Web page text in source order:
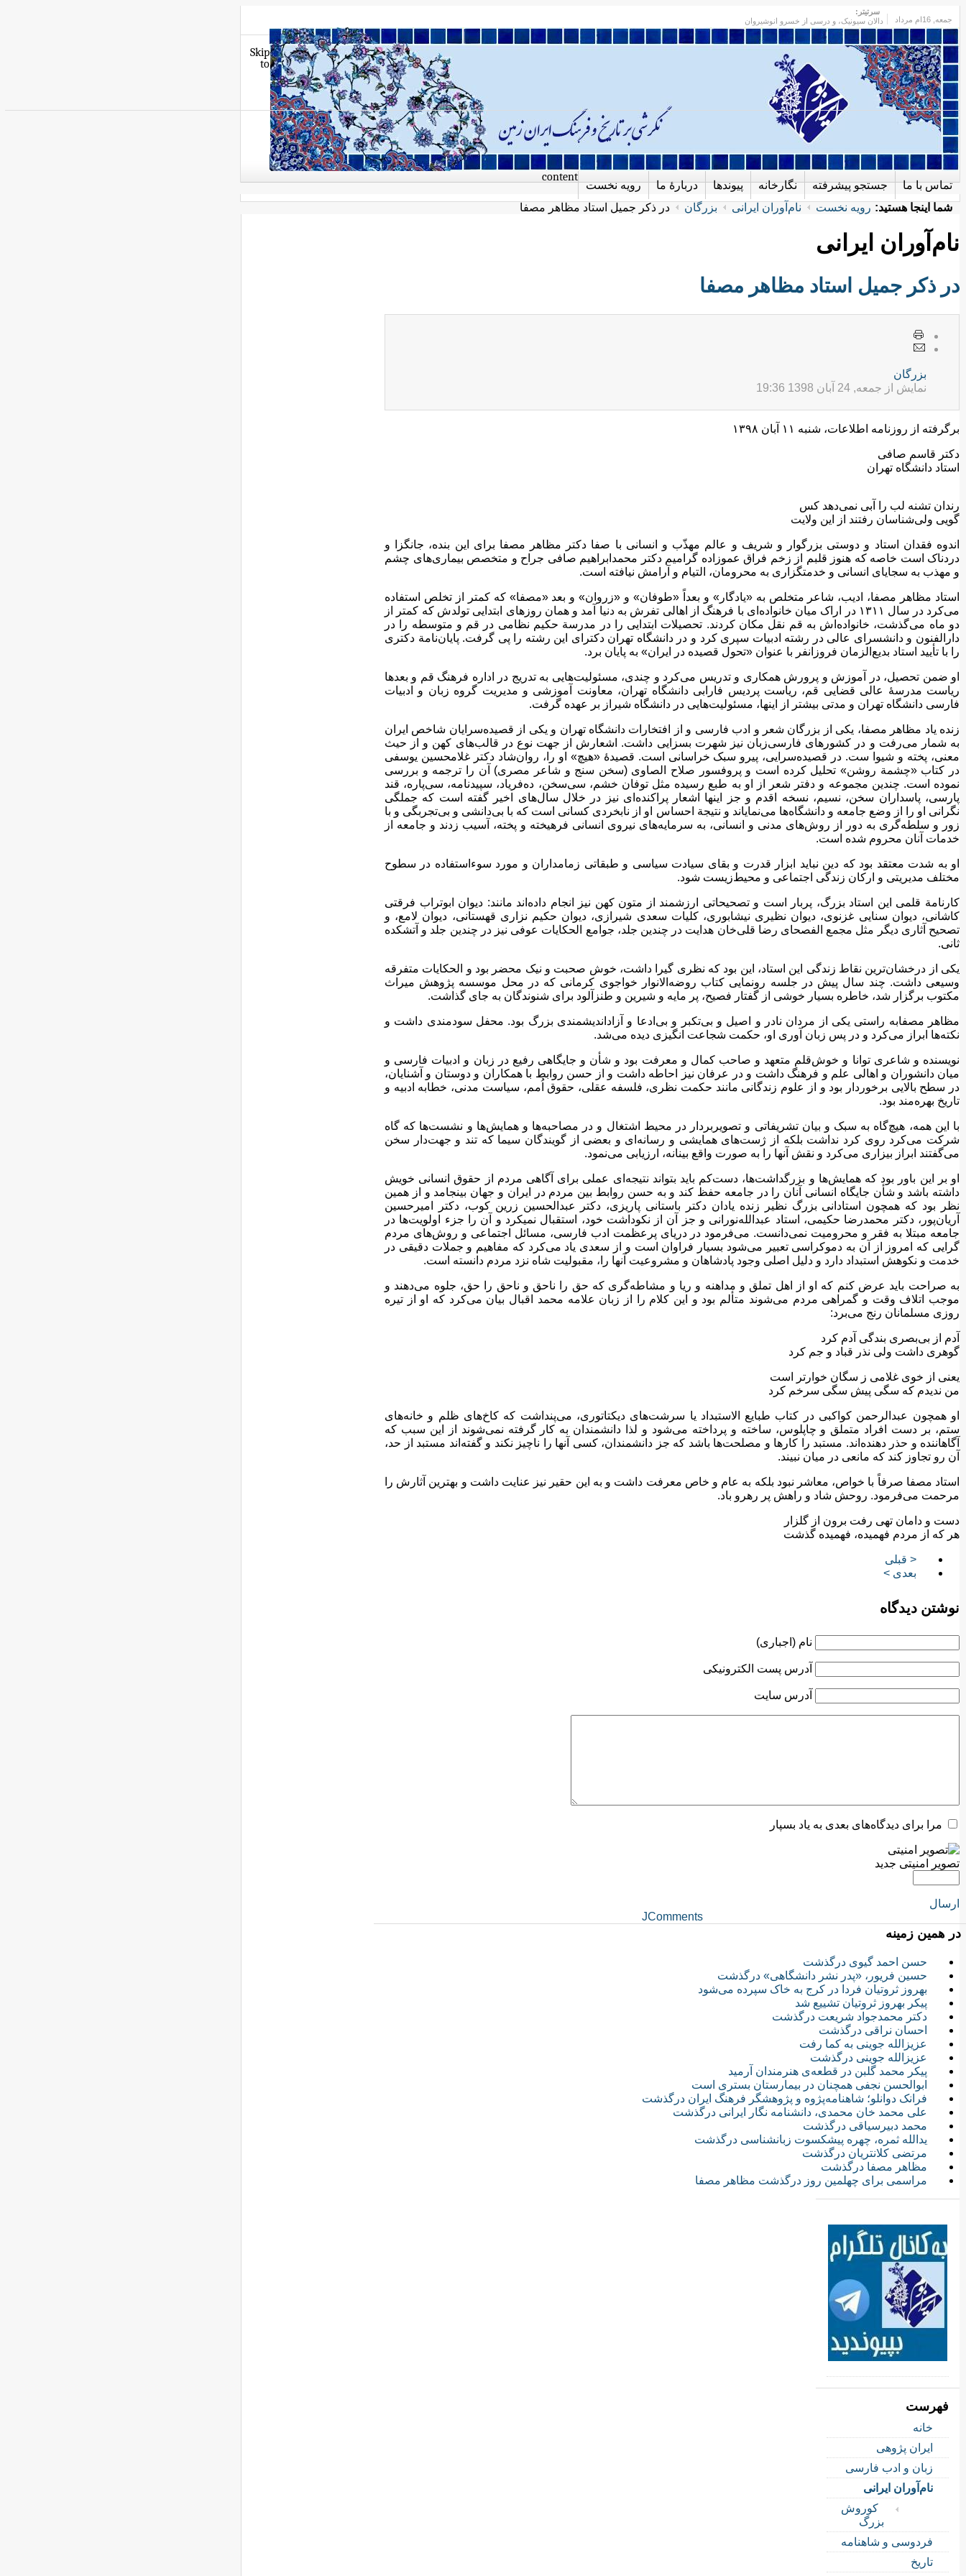
جمعه
سرتیتر:
دالان سیونیک، و درسی از خسرو انوشیروان
رویه نخست دربارهٔ ما پیوندها نگارخانه جستجو پیشرفته تماس با ما
Skip
to
content
شما اینجا هستید: رویه نخست نام‌آوران ایرانی بزرگان در ذکر جمیل استاد مظاهر مصفا
نام‌آوران ایرانی
در ذکر جمیل استاد مظاهر مصفا
بزرگان
نمایش از جمعه, 24 آبان 1398 19:36
برگرفته از روزنامه اطلاعات، شنبه ۱۱ آبان ۱۳۹۸
دکتر قاسم صافی
استاد دانشگاه تهران
رندان تشنه لب را آبی نمی‌دهد کس
گویی ولی‌شناسان رفتند از این ولایت
اندوه فقدان استاد و دوستی بزرگوار و شریف و عالم مهذّب و انسانی با صفا دکتر مظاهر مصفا برای این بنده، جانگزا و
دردناک است خاصه که هنوز قلبم از زخم فراق عموزاده گرامیم دکتر محمدابراهیم صافی جراح و متخصص بیماری‌های چشم
و مهذب به سجایای انسانی و خدمتگزاری به محرومان، التیام و آرامش نیافته است.
استاد مظاهر مصفا، ادیب، شاعر متخلص به «یادگار» و بعداً «طوفان» و «زروان» و بعد «مصفا» که کمتر از تخلص استفاده
می‌کرد در سال ۱۳۱۱ در اراک میان خانواده‌ای با فرهنگ از اهالی تفرش به دنیا آمد و همان روزهای ابتدایی تولدش که کمتر از
دو ماه می‌گذشت، خانواده‌اش به قم نقل مکان کردند. تحصیلات ابتدایی را در مدرسة حکیم نظامی در قم و متوسطه را در
دارالفنون و دانشسرای عالی در رشته ادبیات سپری کرد و در دانشگاه تهران دکترای این رشته را پی گرفت. پایان‌نامة دکتری
را با تأیید استاد بدیع‌الزمان فروزانفر با عنوان «تحول قصیده در ایران» به پایان برد.
او ضمن تحصیل، در آموزش و پرورش همکاری و تدریس می‌کرد و چندی، مسئولیت‌هایی به تدریج در اداره فرهنگ قم و بعد‌ها
ریاست مدرسهٔ عالی قضایی قم، ریاست پردیس فارابی دانشگاه تهران، معاونت آموزشی و مدیریت گروه زبان و ادبیات
فارسی دانشگاه تهران و مدتی بیشتر از اینها، مسئولیت‌هایی در دانشگاه شیراز بر عهده گرفت.
زنده یاد مظاهر مصفا، یکی از بزرگان شعر و ادب فارسی و از افتخارات دانشگاه تهران و یکی از قصیده‌سرایان شاخص ایران
به شمار می‌رفت و در کشورهای فارسی‌زبان نیز شهرت بسزایی داشت. اشعارش از جهت نوع در قالب‌های کهن و از حیث
معنی، پخته و شیوا ست. در قصیده‌‌سرایی، پیرو سبک خراسانی است. قصیدهٔ «هیچ» او را، روان‌شاد دکتر غلامحسین یوسفی
در کتاب «چشمة روشن» تحلیل کرده است و پروفسور صلاح الصاوی (سخن سنج و شاعر مصری) آن را ترجمه و بررسی
نموده است. چندین مجموعه و دفتر شعر از او به طبع رسیده مثل توفان خشم، سی‌سخن، ده‌فریاد، سپید‌نامه، سی‌پاره، قند
پارسی، پاسداران سخن، نسیم، نسخه اقدم و جز اینها اشعار پراکنده‌ای نیز در خلال سال‌های اخیر گفته است که جملگی
نگرانی او را از وضع جامعه و دانشگاه‌ها می‌نمایاند و نتیجة احساس او از نابخردی کسانی است که با بی‌دانشی و بی‌تجربگی و با
زور و سلطه‌گری به دور از روش‌های مدنی و انسانی، به سرمایه‌های نیروی انسانی فرهیخته و پخته، آسیب زدند و جامعه از
خدمات آنان محروم شده است.
او به شدت معتقد بود که دین نباید ابزار قدرت و بقای سیادت‌ سیاسی و طبقاتی زمامداران و مورد سوء‌استفاده در سطوح
مختلف مدیریتی و ارکان زندگی اجتماعی و محیط‌زیست شود.
کارنامة قلمی این استاد بزرگ، پربار است و تصحیحاتی ارزشمند از متون کهن نیز انجام داده‌اند مانند: دیوان ابوتراب فرقتی
کاشانی، دیوان سنایی غزنوی، دیوان نظیری نیشابوری، کلیات سعدی شیرازی، دیوان حکیم نزاری قهستانی، دیوان لامع، و
تصحیح آثاری دیگر مثل مجمع الفصحای رضا قلی‌خان هدایت در چندین جلد، جوامع الحکایات عوفی نیز در چندین جلد و آتشکده
ثانی.
یکی از درخشان‌ترین نقاط زندگی این استاد، این بود که نظری گیرا داشت، خوش صحبت و نیک محضر بود و الحکایات متفرقه
وسیعی داشت. چند سال پیش در جلسه رونمایی کتاب روضه‌الانوار خواجوی کرمانی که در محل موسسه پژوهش میراث
مکتوب برگزار شد، خاطره بسیار خوشی از گفتار فصیح، پر مایه و شیرین و طنز‌آلود برای شنوندگان به جای گذاشت.
مظاهر مصفابه راستی یکی از مردان نادر و اصیل و بی‌تکبر و بی‌ادعا و آزاداندیشمندی بزرگ بود. محفل سودمندی داشت و
نکته‌ها ابراز می‌کرد و در پس زبان آوری او، حکمت شجاعت انگیزی دیده می‌شد.
نویسنده و شاعری توانا و خوش‌قلم متعهد و صاحب کمال و معرفت بود و شأن و جایگاهی رفیع در زبان و ادبیات فارسی و
میان دانشوران و اهالی علم و فرهنگ داشت و در عرفان نیز احاطه داشت و از حسن روابط با همکاران و دوستان و آشنایان،
در سطح بالایی برخوردار بود و از علوم زندگانی مانند حکمت نظری، فلسفه عقلی، حقوق اُمم، سیاست مدنی، خطابه ادبیه و
تاریخ بهره‌مند بود.
با این همه، هیچ‌گاه به سبک و بیان تشریفاتی و تصویربردار در محیط اشتغال و در مصاحبه‌ها و همایش‌ها و نشست‌ها که گاه
شرکت می‌کرد روی کرد نداشت بلکه از ژست‌های همایشی و رسانه‌ای و بعضی از گویندگان سیما که تند و جهت‌دار سخن
می‌گفتند ابراز بیزاری می‌کرد و نقش آنها را به صورت واقع بینانه، ارزیابی می‌نمود.
او بر این باور بود که همایش‌ها و بزرگداشت‌ها، دست‌کم باید بتواند نتیجه‌ای عملی برای آگاهی مردم از حقوق انسانی خویش
داشته باشد و شأن جایگاه انسانی آنان را در جامعه حفظ کند و به حسن روابط بین مردم در ایران و جهان بینجامد و از همین
نظر بود که همچون استادانی بزرگ نظیر زنده یادان دکتر باستانی پاریزی، دکتر عبدالحسین زرین کوب، دکتر امیرحسین
آریان‌پور، دکتر محمدرضا حکیمی، استاد عبدالله‌نورانی و جز آن از نکوداشت خود، استقبال نمیکرد و آن را جزء اولویت‌ها در
جامعه مبتلا به فقر و محرومیت نمی‌دانست. می‌فرمود در دریای پرعظمت ادب فارسی، مسائل اجتماعی و روش‌های مردم
گرایی که امروز از آن به دموکراسی تعبیر می‌شود بسیار فراوان است و از سعدی یاد می‌کرد که مفاهیم و جملات دقیقی در
خدمت و نکوهش استبداد دارد و دلیل اصلی وجود پادشاهان و مشروعیت آنها را، مقبولیت شاه نزد مردم دانسته است.
به صراحت باید عرض کنم که او از اهل تملق و مداهنه و ریا و مشاطه‌گری که حق را ناحق و ناحق را حق، جلوه می‌دهند و
موجب اتلاف وقت و گمراهی مردم می‌شوند متألم بود و این کلام را از زبان علامه محمد اقبال بیان می‌کرد که او از تیره
روزی مسلمانان رنج می‌برد:
آدم از بی‌بصری بندگی آدم کرد
گوهری داشت ولی نذر قباد و جم کرد
یعنی از خوی غلامی ز سگان خوارتر است
من ندیدم که سگی پیش سگی سرخم کرد
او همچون عبدالرحمن کواکبی در کتاب طبایع الاستبداد یا سرشت‌های دیکتاتوری، می‌پنداشت که کاخ‌های ظلم و خانه‌های
ستم، بر دست افراد متملق و چاپلوس، ساخته و پرداخته می‌شود و لذا دانشمندان به کار گرفته نمی‌شوند از این سبب که
آگاهاننده و حذر دهنده‌اند. مستبد را کارها و مصلحت‌ها باشد که جز دانشمندان، کسی آنها را ناچیز نکند و گفته‌اند مستبد از حد،
آن رو تجاوز کند که مانعی در میان نبیند.
استاد مصفا صرفاً با خواص، معاشر نبود بلکه به عام و خاص معرفت داشت و به این حقیر نیز عنایت داشت و بهترین آثارش را
مرحمت می‌فرمود. روحش شاد و راهش پر رهرو باد.
دست و دامان تهی رفت برون از گلزار
هر که از مردم فهمیده، فهمیده گذشت
< قبلی
بعدی >
نوشتن دیدگاه
نام (اجباری)
آدرس پست الکترونیکی
آدرس سایت
مرا برای دیدگاه‌های بعدی به یاد بسپار
تصویر امنیتی جدید
ارسال
JComments
در همین زمینه
حسن احمد گیوی درگذشت
حسین فریور، «پدر نشر دانشگاهی» درگذشت
بهروز ثروتیان فردا در کرج به خاک سپرده می‌شود
پیکر بهروز ثروتیان تشییع شد
دکتر محمدجواد شریعت درگذشت
احسان نراقی درگذشت
عزیزالله جوینی به کما رفت
عزیزالله جوینی درگذشت
پیکر محمد گلبن در قطعه‌ی هنرمندان آرمید
ابوالحسن نجفی همچنان در بیمارستان بستری است
فرانک دوانلو؛ شاهنامه‌پژوه و پژوهشگر فرهنگ ایران درگذشت
علی محمد خان محمدی، دانشنامه نگار ایرانی درگذشت
محمد دبیرسیاقی درگذشت
یدالله ثمره، چهره پیشکسوت زبانشناسی درگذشت
مرتضی کلانتریان درگذشت
مظاهر مصفا درگذشت
مراسمی برای چهلمین روز درگذشت مظاهر مصفا
فهرست
خانه
ایران پژوهی
زبان و ادب فارسی
نام‌آوران ایرانی
کوروش
بزرگ
فردوسی و شاهنامه
تاریخ